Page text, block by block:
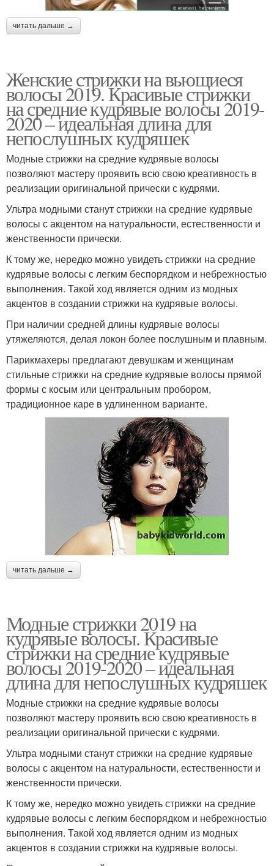
читать дальше →
Женские стрижки на вьющиеся
волосы 2019. Красивые стрижки
на средние кудрявые волосы 2019-
2020 – идеальная длина для
непослушных кудряшек
Модные стрижки на средние кудрявые волосы
позволяют мастеру проявить всю свою креативность в
реализации оригинальной прически с кудрями.
Ультра модными станут стрижки на средние кудрявые
волосы с акцентом на натуральности, естественности и
женственности прически.
К тому же, нередко можно увидеть стрижки на средние
кудрявые волосы с легким беспорядком и небрежностью
выполнения. Такой ход является одним из модных
акцентов в создании стрижки на кудрявые волосы.
При наличии средней длины кудрявые волосы
утяжеляются, делая локон более послушным и плавным.
Парикмахеры предлагают девушкам и женщинам
стильные стрижки на средние кудрявые волосы прямой
формы с косым или центральным пробором,
традиционное каре в удлиненном варианте.
читать дальше →
Модные стрижки 2019 на
кудрявые волосы. Красивые
стрижки на средние кудрявые
волосы 2019-2020 – идеальная
длина для непослушных кудряшек
Модные стрижки на средние кудрявые волосы
позволяют мастеру проявить всю свою креативность в
реализации оригинальной прически с кудрями.
Ультра модными станут стрижки на средние кудрявые
волосы с акцентом на натуральности, естественности и
женственности прически.
К тому же, нередко можно увидеть стрижки на средние
кудрявые волосы с легким беспорядком и небрежностью
выполнения. Такой ход является одним из модных
акцентов в создании стрижки на кудрявые волосы.